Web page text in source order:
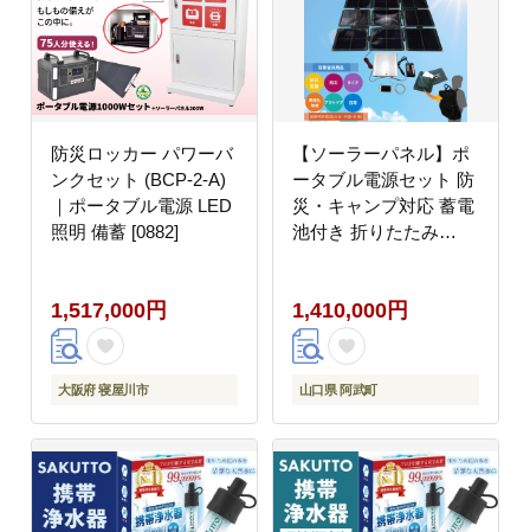
防災ロッカー パワーバ
ンクセット (BCP-2-A)
｜ポータブル電源 LED
照明 備蓄 [0882]
1,517,000円
大阪府 寝屋川市
【ソーラーパネル】ポ
ータブル電源セット 防
災・キャンプ対応 蓄電
池付き 折りたたみ
1,410,000円
山口県 阿武町